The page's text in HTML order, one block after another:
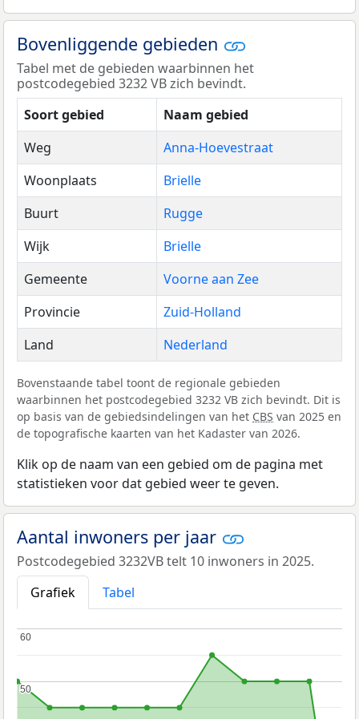
Bovenliggende gebieden
Tabel met de gebieden waarbinnen het
postcodegebied 3232 VB zich bevindt.
Soort gebied
Naam gebied
Weg
Anna-Hoevestraat
Woonplaats
Brielle
Buurt
Rugge
Wijk
Brielle
Gemeente
Voorne aan Zee
Provincie
Zuid-Holland
Land
Nederland
Bovenstaande tabel toont de regionale gebieden
waarbinnen het postcodegebied 3232 VB zich bevindt. Dit is
op basis van de gebiedsindelingen van het CBS van 2025 en
de topografische kaarten van het Kadaster van 2026.
Klik op de naam van een gebied om de pagina met
statistieken voor dat gebied weer te geven.
Aantal inwoners per jaar
Postcodegebied 3232VB telt 10 inwoners in 2025.
Grafiek
Tabel
50
50
60
60